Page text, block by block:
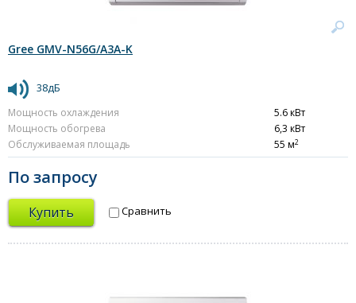
Gree GMV-N56G/A3A-K
38дБ
Мощность охлаждения
5.6 кВт
Мощность обогрева
6,3 кВт
Обслуживаемая площадь
55 м2
По запросу
Купить Сравнить